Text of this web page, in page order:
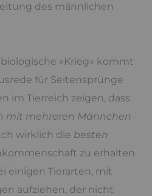
des männlichen
»Krieg« kommt
für Seitensprünge
im Tierreich zeigen, dass
mit mehreren Männchen
wirklich die besten
zu erhalten
einigen Tierarten, mit
aufziehen, der nicht